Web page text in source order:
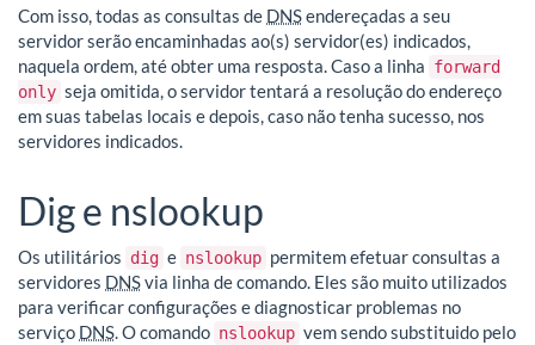
Com isso, todas as consultas de DNSendereçadas a seu
servidor serão encaminhadas ao(s) servidor(es) indicados,
naquela ordem, até obter uma resposta. Caso a linha forward
only seja omitida, o servidor tentará a resolução do endereço
em suas tabelas locais e depois, caso não tenha sucesso, nos
servidores indicados.
Dig e nslookup
Os utilitários dig e nslookup permitem efetuar consultas a
servidores DNSvia linha de comando. Eles são muito utilizados
para verificar configurações e diagnosticar problemas no
serviço DNS. O comando nslookup vem sendo substituido pelo